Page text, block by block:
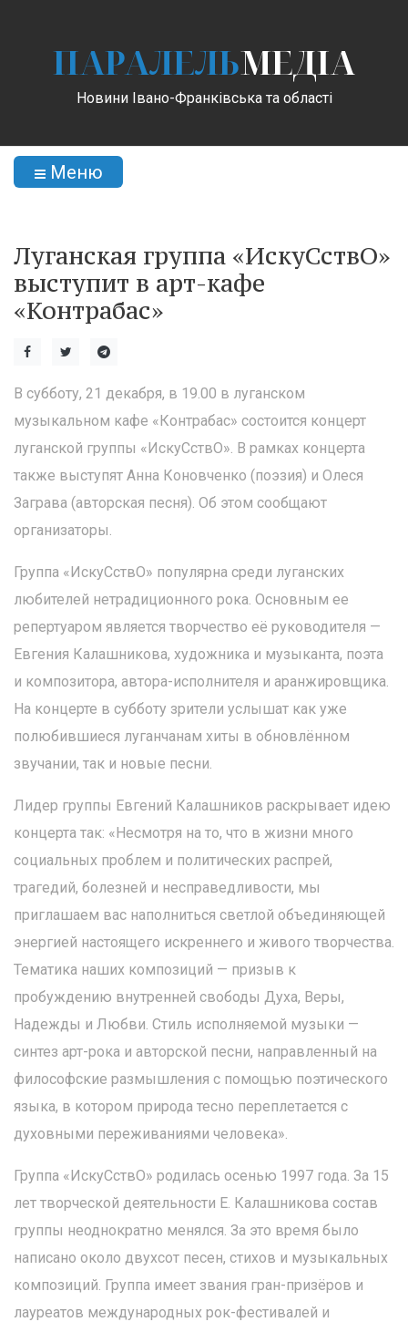
ПАРАЛЕЛЬМЕДІА
Новини Івано-Франківська та області
Меню
Луганская группа «ИскуСствО»
выступит в арт-кафе
«Контрабас»
В субботу, 21 декабря, в 19.00 в луганском
музыкальном кафе «Контрабас» состоится концерт
луганской группы «ИскуСствО». В рамках концерта
также выступят Анна Коновченко (поэзия) и Олеся
Заграва (авторская песня). Об этом сообщают
организаторы.
Группа «ИскуСствО» популярна среди луганских
любителей нетрадиционного рока. Основным ее
репертуаром является творчество её руководителя —
Евгения Калашникова, художника и музыканта, поэта
и композитора, автора-исполнителя и аранжировщика.
На концерте в субботу зрители услышат как уже
полюбившиеся луганчанам хиты в обновлённом
звучании, так и новые песни.
Лидер группы Евгений Калашников раскрывает идею
концерта так: «Несмотря на то, что в жизни много
социальных проблем и политических распрей,
трагедий, болезней и несправедливости, мы
приглашаем вас наполниться светлой объединяющей
энергией настоящего искреннего и живого творчества.
Тематика наших композиций — призыв к
пробуждению внутренней свободы Духа, Веры,
Надежды и Любви. Стиль исполняемой музыки —
синтез арт-рока и авторской песни, направленный на
философские размышления с помощью поэтического
языка, в котором природа тесно переплетается с
духовными переживаниями человека».
Группа «ИскуСствО» родилась осенью 1997 года. За 15
лет творческой деятельности Е. Калашникова состав
группы неоднократно менялся. За это время было
написано около двухсот песен, стихов и музыкальных
композиций. Группа имеет звания гран-призёров и
лауреатов международных рок-фестивалей и